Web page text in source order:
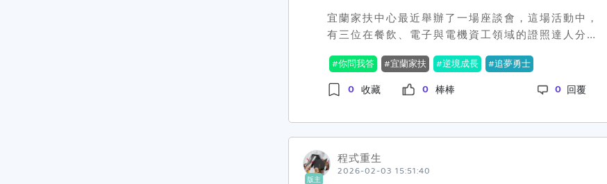
「量」呢？📊📈
保留態度的人表示擔憂，這樣的推動著實挑戰了現有
的教育框架，特別是如何在各科目中用實際、具體的
教學方式呈現性別平等的內涵。🤷‍♂️ 而困惑的老師們這
時候就要肩負起相當大的責任，不只要確保自己具備
相關知識，還得負責引導學生從課程中學習到正確的
覺得這樣的性平教育進課堂措施，究竟是教育的一大
進步，還是與現有制度難以相容呢？#教育政策 #性別
平等 #學校改革
宜蘭家扶中心最近舉辦了一場座談會，這場活動中，
有三位在餐飲、電子與電機資工領域的證照達人分享
這些孩子在經濟壓力下，是怎麼一步步克服困難的
呢？這場令人動容的座談會讓人看到，當經濟的枷鎖
成為阻礙教育的鴻溝時，家扶的獎學金就成了關鍵救
原本可能因為經濟拮据而無法升學，如今卻因為獎學
金得以在專業技能上大放異彩。其中一位表現特別優
秀的學子，在電子領域中取得了多項專業證照。他
你問我答 宜蘭家扶 逆境成長 追夢勇士
0 收藏 0 棒棒 0 回覆
版主
程式重生
2026-02-03 15:51:40